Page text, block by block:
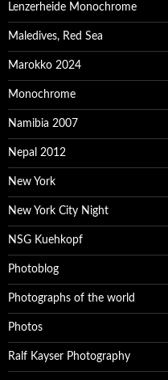
Lenzerheide Monochrome
Maledives, Red Sea
Marokko 2024
Monochrome
Namibia 2007
Nepal 2012
New York
New York City Night
NSG Kuehkopf
Photoblog
Photographs of the world
Photos
Ralf Kayser Photography